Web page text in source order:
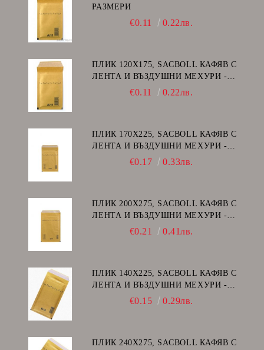
РАЗМЕРИ
€0.11 0.22лв.
ПЛИК 120Х175, SACBOLL КАФЯВ С
ЛЕНТА И ВЪЗДУШНИ МЕХУРИ -
€0.11 0.22лв.
ПЛИК 170Х225, SACBOLL КАФЯВ С
ЛЕНТА И ВЪЗДУШНИ МЕХУРИ -
€0.17 0.33лв.
ПЛИК 200Х275, SACBOLL КАФЯВ С
ЛЕНТА И ВЪЗДУШНИ МЕХУРИ -
€0.21 0.41лв.
ПЛИК 140Х225, SACBOLL КАФЯВ С
ЛЕНТА И ВЪЗДУШНИ МЕХУРИ -
€0.15 0.29лв.
ПЛИК 240Х275, SACBOLL КАФЯВ С